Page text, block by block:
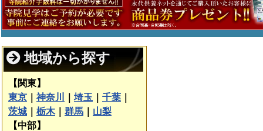
地域から探す
【関東】
東京
神奈川 埼玉 千葉
茨城
栃木｜ 群馬
山梨
【中部】